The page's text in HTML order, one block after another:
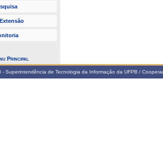
Principal
- Superintendência de Tecnologia da Informação da UFPB /